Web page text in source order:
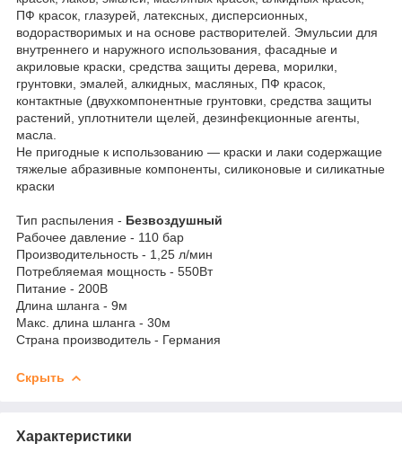
ПФ красок, глазурей, латексных, дисперсионных,
водорастворимых и на основе растворителей. Эмульсии для
внутреннего и наружного использования, фасадные и
акриловые краски, средства защиты дерева, морилки,
грунтовки, эмалей, алкидных, масляных, ПФ красок,
контактные (двухкомпонентные грунтовки, средства защиты
растений, уплотнители щелей, дезинфекционные агенты,
масла.
Не пригодные к использованию — краски и лаки содержащие
тяжелые абразивные компоненты, силиконовые и силикатные
краски
Тип распыления - Безвоздушный
Рабочее давление - 110 бар
Производительность - 1,25 л/мин
Потребляемая мощность - 550Вт
Питание - 200В
Длина шланга - 9м
Макс. длина шланга - 30м
Страна производитель - Германия
Скрыть
Характеристики